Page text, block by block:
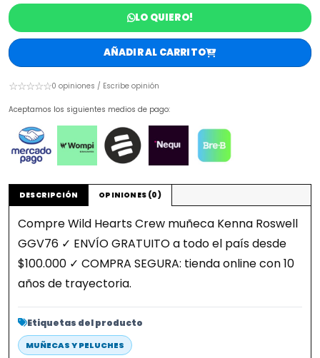
LO QUIERO!
AÑADIR AL CARRITO
☆☆☆☆☆0 opiniones / Escribe opinión
Aceptamos los siguientes medios de pago:
DESCRIPCIÓN OPINIONES (0)
Compre Wild Hearts Crew muñeca Kenna Roswell
GGV76 ✓ ENVÍO GRATUITO a todo el país desde
$100.000 ✓ COMPRA SEGURA: tienda online con 10
años de trayectoria.
Etiquetas del producto
MUÑECAS Y PELUCHES